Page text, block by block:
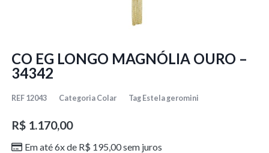
CO EG LONGO MAGNÓLIA OURO –
34342
REF 12043 Categoria Colar Tag Estela geromini
R$1.170,00
Em até 6x de R$ 195,00sem juros